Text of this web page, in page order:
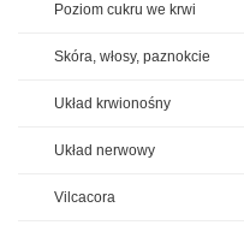
Poziom cukru we krwi
Skóra, włosy, paznokcie
Układ krwionośny
Układ nerwowy
Vilcacora